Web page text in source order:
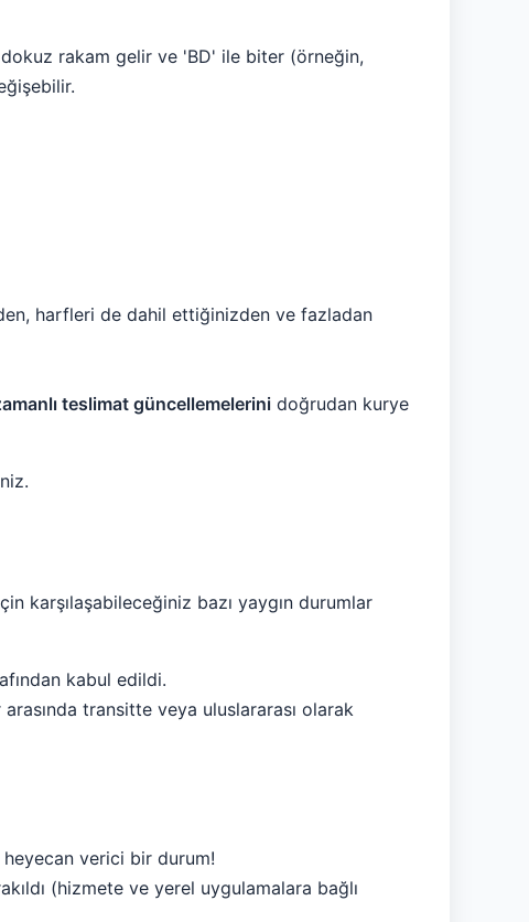
rakam gelir ve 'BD' ile biter (örneğin,
harfleri de dahil ettiğinizden ve fazladan
teslimat güncellemelerini doğrudan kurye
karşılaşabileceğiniz bazı yaygın durumlar
kabul edildi.
transitte veya uluslararası olarak
heyecan verici bir durum!
(hizmete ve yerel uygulamalara bağlı